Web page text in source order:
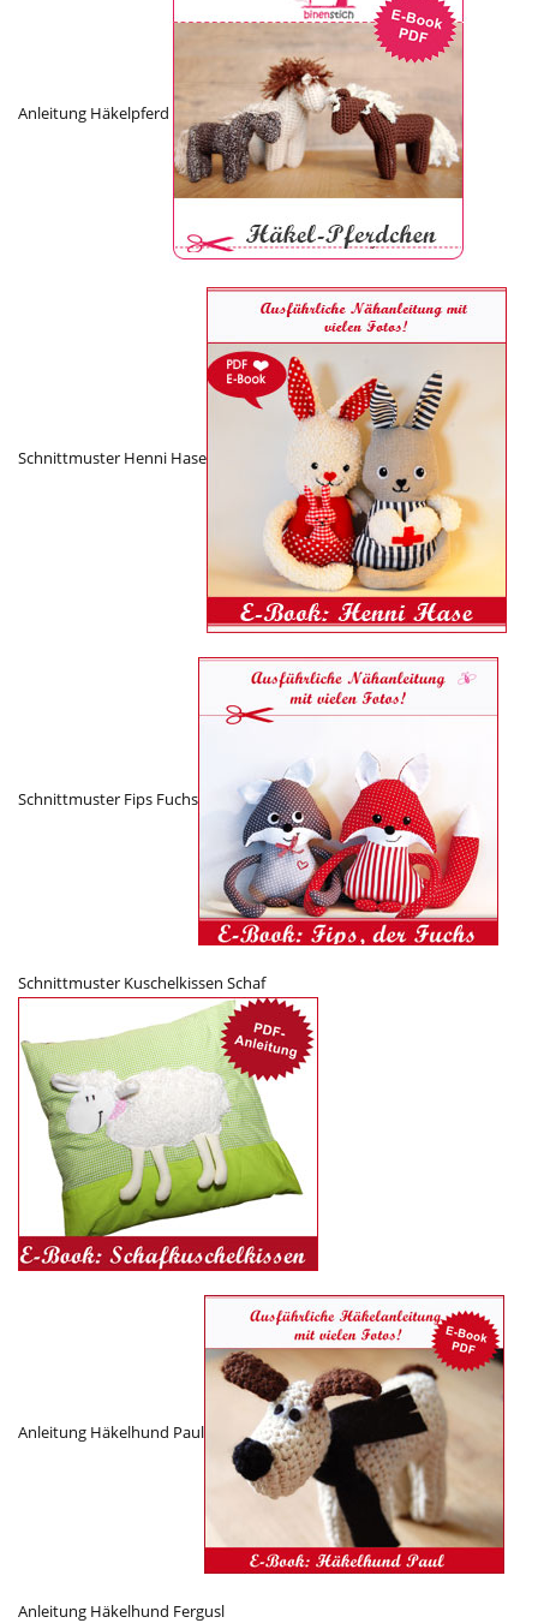
Anleitung Häkelpferd
Schnittmuster Henni Hase
Schnittmuster Fips Fuchs
Schnittmuster Kuschelkissen Schaf
Anleitung Häkelhund Paul
Anleitung Häkelhund Fergusl